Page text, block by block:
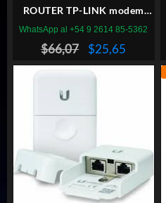
ROUTER TP-LINK modem
ADSL TD-W8901N 150 MBPS
$66,07
El
precio
original
$25,65
precio
WhatsApp al +54 9 2614 85-5362